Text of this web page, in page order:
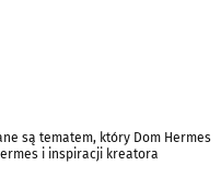
są tematem, który Dom Hermes
i inspiracji kreatora